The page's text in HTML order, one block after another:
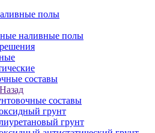
полы
наливные полы
составы
Назад
составы
грунт
грунт